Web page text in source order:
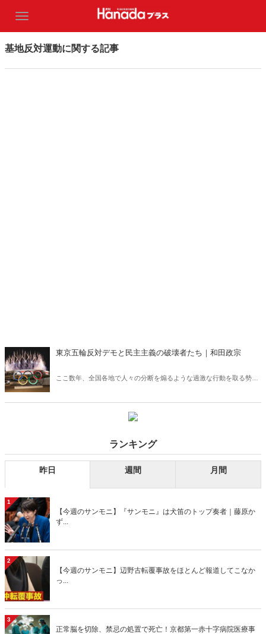
基地反対運動に関する記事
東京五輪反対デモと民主主義の破壊者たち｜和田政宗
ここ数年、全国各地で人々の分断を煽るような過激な行動を取る勢力
壊する活動に加担しようとしている事実をしっかりと認識しなくては
ランキング
昨日 週間 月間
1
【今週のサンモニ】『サンモニ』は犬笛のトップ奏者｜藤原か
ず...
2
【今週のサンモニ】辺野古転覆事故をほとんど報道してこなか
っ...
3
正常脳を切除、禁忌の処置で死亡！京都第一赤十字病院医療事